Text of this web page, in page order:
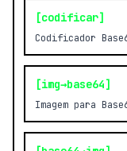
[codificar]
Codificador
[img→base64]
Imagem para